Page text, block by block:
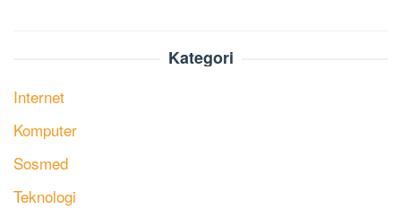
Kategori
Internet
Komputer
Sosmed
Teknologi